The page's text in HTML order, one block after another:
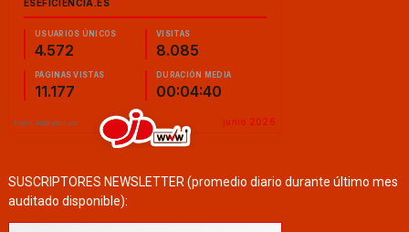
SUSCRIPTORES NEWSLETTER (promedio diario durante último mes
auditado disponible):